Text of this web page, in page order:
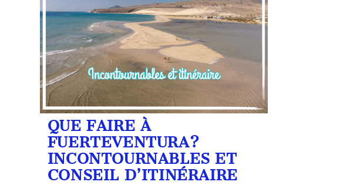
QUE FAIRE À
FUERTEVENTURA?
INCONTOURNABLES ET
CONSEIL D’ITINÉRAIRE